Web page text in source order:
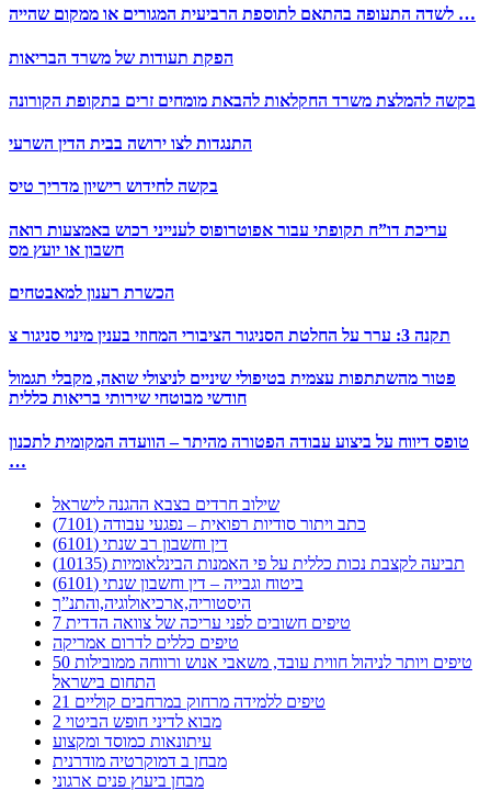
לשדה התעופה בהתאם לתוספת הרביעית המגורים או ממקום שהייה …
הפקת תעודות של משרד הבריאות
בקשה להמלצת משרד החקלאות להבאת מומחים זרים בתקופת הקורונה
התנגדות לצו ירושה בבית הדין השרעי
בקשה לחידוש רישיון מדריך טיס
עריכת דו”ח תקופתי עבור אפוטרופוס לענייני רכוש באמצעות רואה
חשבון או יועץ מס
הכשרת רענון למאבטחים
תקנה 3: ערר על החלטת הסניגור הציבורי המחוזי בענין מינוי סניגור צ
פטור מהשתתפות עצמית בטיפולי שיניים לניצולי שואה, מקבלי תגמול
חודשי מבוטחי שירותי בריאות כללית
טופס דיווח על ביצוע עבודה הפטורה מהיתר – הוועדה המקומית לתכנון
…
שילוב חרדים בצבא ההגנה לישראל
כתב ויתור סודיות רפואית – נפגעי עבודה (7101)
דין וחשבון רב שנתי (6101)
תביעה לקצבת נכות כללית על פי האמנות הבינלאומיות (10135)
ביטוח וגבייה – דין וחשבון שנתי (6101)
היסטוריה,ארכיאולוגיה,והתנ”ך
7 טיפים חשובים לפני עריכה של צוואה הדדית
טיפים כללים לדרום אמריקה
50 טיפים ויותר לניהול חווית עובד, משאבי אנוש ורווחה ממובילות
התחום בישראל
21 טיפים ללמידה מרחוק במרחבים קוליים
מבוא לדיני חופש הביטוי 2
עיתונאות כמוסד ומקצוע
מבחן ב דמוקרטיה מודרנית
מבחן ביעוץ פנים ארגוני